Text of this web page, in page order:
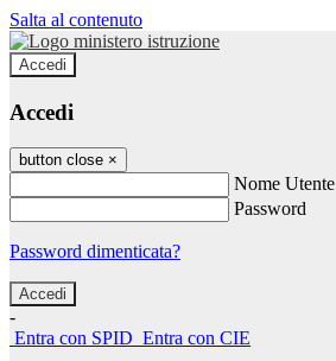
Salta al contenuto
Accedi
Accedi
button close ×
Nome Utente
Password
Password dimenticata?
-
Entra con SPID Entra con CIE